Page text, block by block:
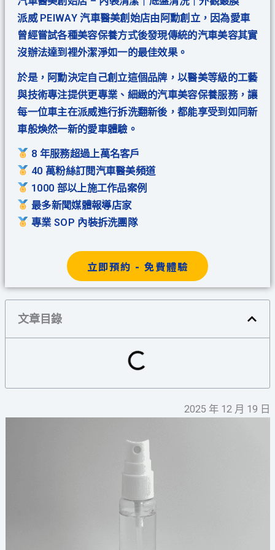
派威 PEIWAY 汽車醫美創始店由阿勳創立，因為愛車
曾經嘗試各種美容保養方式後發現傳統的汽車美容其實
沒辦法達到裡外潔淨如一的最佳效果。
於是，阿勳決定自己創立這個品牌，以醫美等級的工藝
與技術專注提供更專業、細緻的汽車美容保養服務，讓
每一位車主在派威進行拆洗翻新後，都能享受到如同新
車般煥然一新的愛車體驗。
8 年服務超過上萬名客戶
40 萬粉絲訂閱汽車醫美頻道
1000 部以上施工作品案例
最多新聞媒體報導店家
專業 SOP 內裝拆洗團隊
立即預約 - 免費體驗
文章目錄
2025 年 12 月 19 日